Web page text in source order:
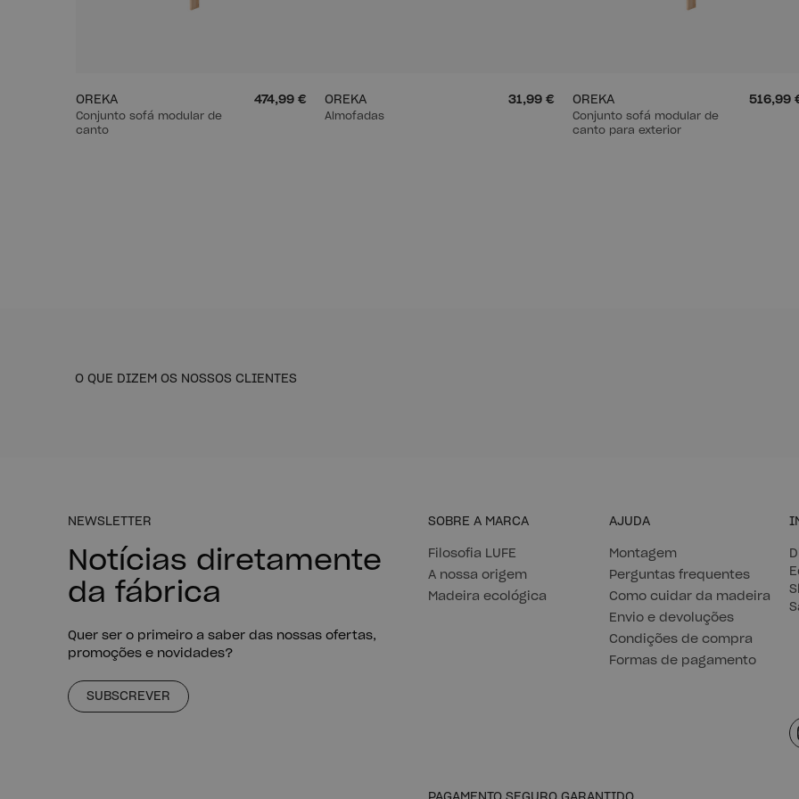
OREKA
Conjunto sofá modular de
canto
474,99 € OREKA
Almofadas
31,99 € OREKA
Conjunto sofá modular de
canto para exterior
516,99
O QUE DIZEM OS NOSSOS CLIENTES
NEWSLETTER
Notícias diretamente
da fábrica
Quer ser o primeiro a saber das nossas ofertas,
promoções e novidades?
SUBSCREVER
SOBRE A MARCA
Filosofia LUFE
A nossa origem
Madeira ecológica
AJUDA
Montagem
Perguntas frequentes
Como cuidar da madeira
Envio e devoluções
Condições de compra
Formas de pagamento